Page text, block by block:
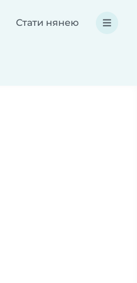
Стати нянею